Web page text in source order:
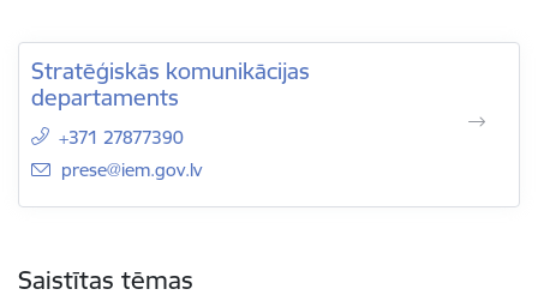
Stratēģiskās komunikācijas
departaments
+371 27877390
E-pasts:
prese@iem.gov.lv
Saistītas tēmas